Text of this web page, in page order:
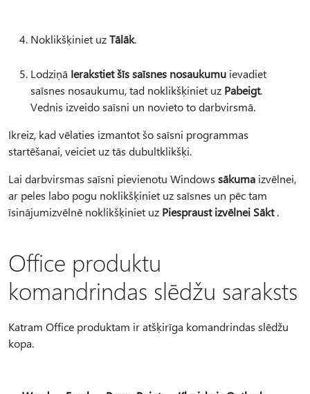
Noklikšķiniet uzTālāk.
Lodziņā Ierakstiet šīs saīsnes nosaukumu ievadiet
saīsnes nosaukumu, tad noklikšķiniet uz Pabeigt.
Vednis izveido saīsni un novieto to darbvirsmā.
Ikreiz, kad vēlaties izmantot šo saīsni programmas
startēšanai, veiciet uz tās dubultklikšķi.
Lai darbvirsmas saīsni pievienotu Windows sākuma izvēlnei,
ar peles labo pogu noklikšķiniet uz saīsnes un pēc tam
īsinājumizvēlnē noklikšķiniet uz Piespraust izvēlnei Sākt.
Office produktu
komandrindas slēdžu saraksts
Katram Office produktam ir atšķirīga komandrindas slēdžu
kopa.